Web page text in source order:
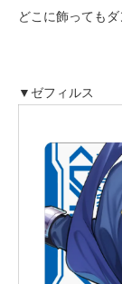
どこに飾っても
▼ゼフィルス